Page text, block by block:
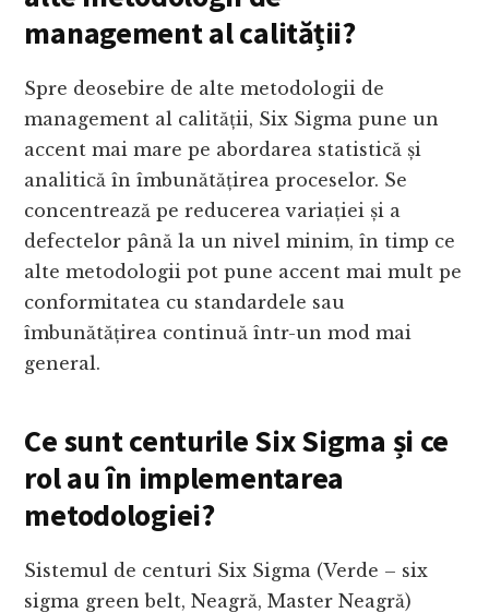
management al calității?
Spre deosebire de alte metodologii de
management al calității, Six Sigma pune un
accent mai mare pe abordarea statistică și
analitică în îmbunătățirea proceselor. Se
concentrează pe reducerea variației și a
defectelor până la un nivel minim, în timp ce
alte metodologii pot pune accent mai mult pe
conformitatea cu standardele sau
îmbunătățirea continuă într-un mod mai
general.
Ce sunt centurile Six Sigma și ce
rol au în implementarea
metodologiei?
Sistemul de centuri Six Sigma (Verde – six
sigma green belt, Neagră, Master Neagră)